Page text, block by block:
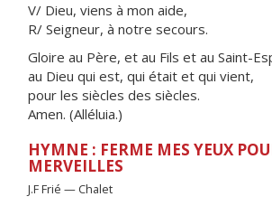
V/ Dieu, viens à mon aide,
R/ Seigneur, à notre secours.
Gloire au Père, et au Fils et au Saint-
au Dieu qui est, qui était et qui vient,
pour les siècles des siècles.
Amen. (Alléluia.)
HYMNE : FERME MES YEUX
MERVEILLES
J.F Frié — Chalet